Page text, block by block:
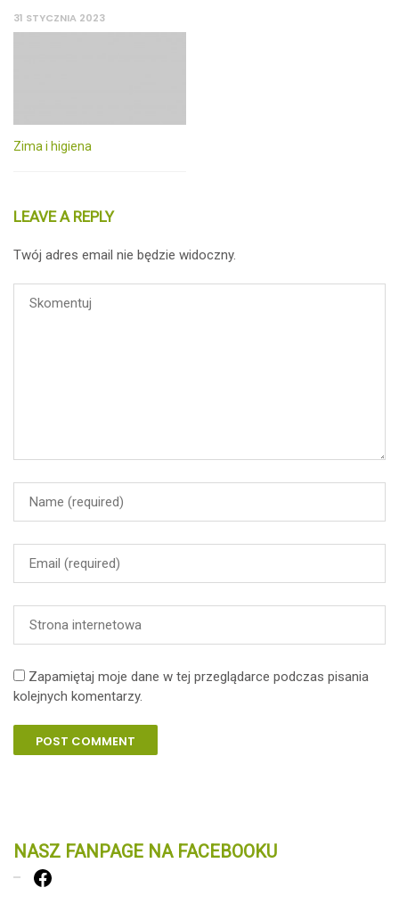
31 STYCZNIA 2023
Zima i higiena
LEAVE A REPLY
Twój adres email nie będzie widoczny.
Zapamiętaj moje dane w tej przeglądarce podczas pisania
kolejnych komentarzy.
NASZ FANPAGE NA FACEBOOKU